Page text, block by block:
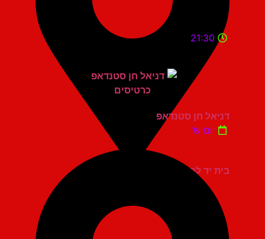
בית יד לבנים אשדוד
21:30
דניאל חן סטנדאפ
יום ש'